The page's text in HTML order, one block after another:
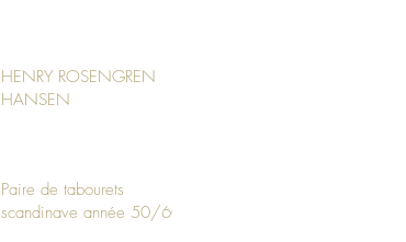
HENRY ROSENGREN
HANSEN
Paire de tabourets
scandinave année 50/60